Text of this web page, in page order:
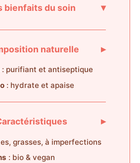
bienfaits du soin ▾
naturelle ▸
: purifiant et antiseptique
: hydrate et apaise
▸
grasses, à imperfections
: bio & vegan